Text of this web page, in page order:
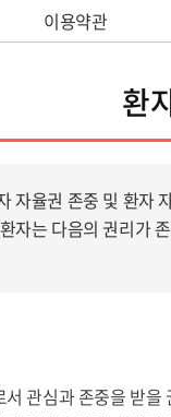
이용약관
환
자율권 존중 및 환자
자는 다음의 권리가
관심과 존중을 받을